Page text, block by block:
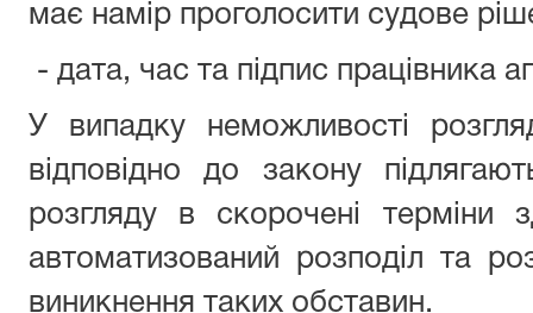
має намір проголосити судове
- дата, час та підпис працівника
У випадку неможливості
відповідно до закону
розгляду в скорочені терміни
автоматизований розподіл та
виникнення таких обставин.